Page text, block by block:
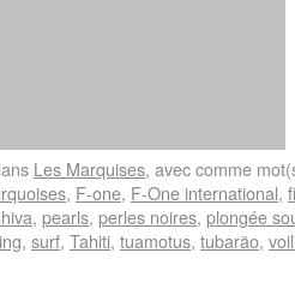
Les Marquises, avec comme
, F-one, F-One international,
, pearls, perles noires, plongée
, surf, Tahiti, tuamotus, tubarão,